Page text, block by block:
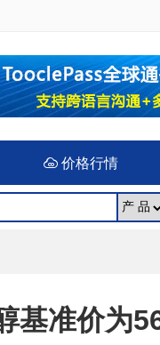
价格行情
基准价为